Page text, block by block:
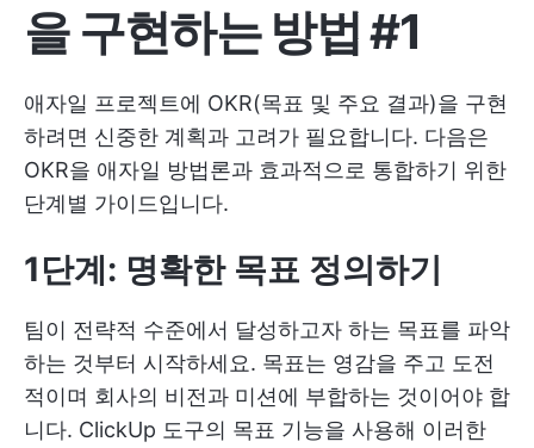
을 구현하는 방법 #1
애자일 프로젝트에 OKR(목표 및 주요 결과)을 구현
하려면 신중한 계획과 고려가 필요합니다. 다음은
OKR을 애자일 방법론과 효과적으로 통합하기 위한
단계별 가이드입니다.
1단계: 명확한 목표 정의하기
팀이 전략적 수준에서 달성하고자 하는 목표를 파악
하는 것부터 시작하세요. 목표는 영감을 주고 도전
적이며 회사의 비전과 미션에 부합하는 것이어야 합
니다. ClickUp 도구의 목표 기능을 사용해 이러한